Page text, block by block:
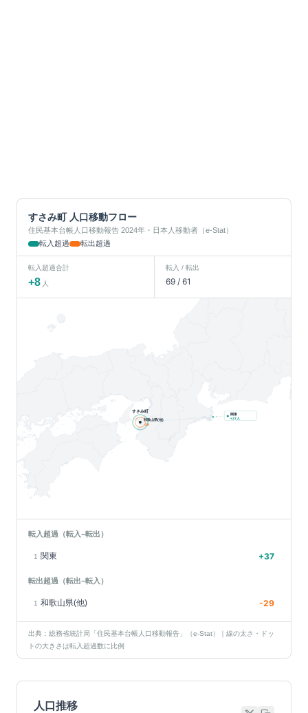
すさみ町人口移動フロー
住民基本台帳人口移動報告 2024年・日本人移動者（e-Stat）
転入超過
転出超過
転入超過合計
+8 人
転入 / 転出
69/ 61
和歌山県(他)
-29
すさみ町 関東
+37人
転入超過（転入−転出）
1 関東 +37
転出超過（転出−転入）
1 和歌山県(他) -29
出典：総務省統計局「住民基本台帳人口移動報告」（e-Stat）｜線の太さ・ドッ
トの大きさは転入超過数に比例
人口推移